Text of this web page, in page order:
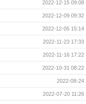
2022-12-15 09:08
2022-12-09 09:32
2022-12-05 15:14
2022-11-23 17:33
2022-11-16 17:22
2022-10-31 08:22
2022-08-24
2022-07-20 11:26